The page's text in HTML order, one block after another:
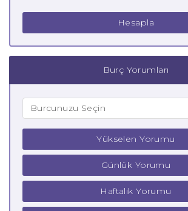
Hesapla
Burç Yorumları
Yükselen Yorumu
Günlük Yorumu
Haftalık Yorumu